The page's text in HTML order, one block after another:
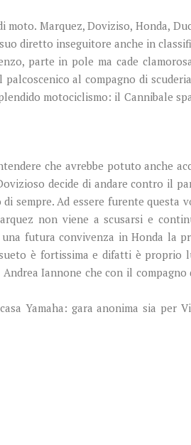
Marquez, Doviziso, Honda,
diretto inseguitore anche in
parte in pole ma cade
al compagno di
motociclismo: il Cannibale
che avrebbe potuto anche
decide di andare contro il
sempre. Ad essere furente
non viene a scusarsi e
futura convivenza in Honda la
è fortissima e difatti è
Iannone che con il
Yamaha: gara anonima sia per